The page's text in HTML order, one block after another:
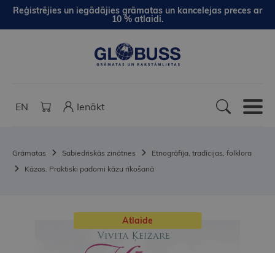
Reģistrējies un iegādājies grāmatas un kancelejas preces ar
10 % atlaidi.
EN Ienākt
Grāmatas Sabiedriskās zinātnes
Etnogrāfija, tradīcijas, folklora
Kāzas. Praktiski padomi kāzu rīkošanā
Atlaide